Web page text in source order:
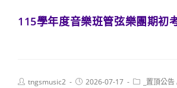
115學年度音樂班管弦樂團期初
Posttngsmusic2
Post2026-07-17
Post _置頂公告